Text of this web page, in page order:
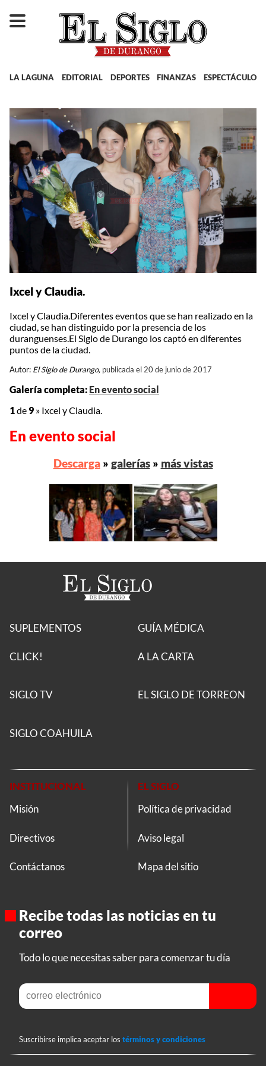
LA LAGUNA EDITORIAL DEPORTES FINANZAS ESPECTÁCULOS
Ixcel y Claudia.
Ixcel y Claudia.Diferentes eventos que se han realizado en la
ciudad, se han distinguido por la presencia de los
duranguenses.El Siglo de Durango los captó en diferentes
puntos de la ciudad.
Autor: El Siglo de Durango, publicada el 20 de junio de 2017
Galería completa: En evento social
1 de 9 » Ixcel y Claudia.
En evento social
Descarga» galerías» más vistas
SUPLEMENTOS
CLICK!
GUÍA MÉDICA
A LA CARTA
SIGLO TV EL SIGLO DE TORREON
SIGLO COAHUILA
INSTITUCIONAL
Misión
Directivos
Contáctanos
EL SIGLO
Política de privacidad
Aviso legal
Mapa del sitio
Recibe todas las noticias en tu
correo
Todo lo que necesitas saber para comenzar tu día
Suscribirse implica aceptar los términos y condiciones